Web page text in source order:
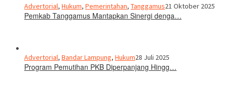
Advertorial, Hukum, Pemerintahan, Tanggamus21 Oktober 2025
Pemkab Tanggamus Mantapkan Sinergi denga…
Advertorial, Bandar Lampung, Hukum28 Juli 2025
Program Pemutihan PKB Diperpanjang Hingg…